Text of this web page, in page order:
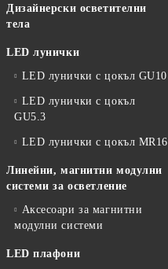
Дизайнерски осветителни
тела
LED лунички
LED лунички с цокъл GU10
LED лунички с цокъл
GU5.3
LED лунички с цокъл MR16
Линейни, магнитни модулни
системи за осветление
Аксесоари за магнитни
модулни системи
LED плафони